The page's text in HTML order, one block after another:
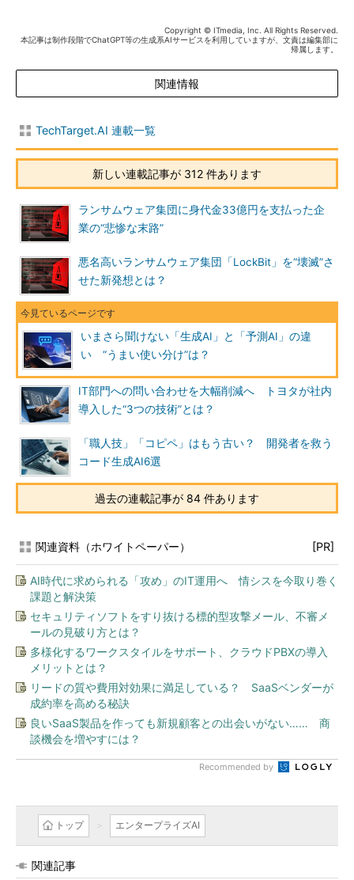
Copyright © ITmedia, Inc. All Rights Reserved.
本記事は制作段階でChatGPT等の生成系AIサービスを利用していますが、文責は編集部に
帰属します。
関連情報
TechTarget.AI 連載一覧
新しい連載記事が 312 件あります
ランサムウェア集団に身代金33億円を支払った企
業の“悲惨な末路”
悪名高いランサムウェア集団「LockBit」を“壊滅”さ
せた新発想とは？
いまさら聞けない「生成AI」と「予測AI」の違
い “うまい使い分け”は？
IT部門への問い合わせを大幅削減へ トヨタが社内
導入した“3つの技術”とは？
「職人技」「コピペ」はもう古い？ 開発者を救う
コード生成AI6選
過去の連載記事が 84 件あります
関連資料（ホワイトペーパー） [PR]
AI時代に求められる「攻め」のIT運用へ 情シスを今取り巻く
課題と解決策
セキュリティソフトをすり抜ける標的型攻撃メール、不審メ
ールの見破り方とは？
多様化するワークスタイルをサポート、クラウドPBXの導入
メリットとは？
リードの質や費用対効果に満足している？ SaaSベンダーが
成約率を高める秘訣
良いSaaS製品を作っても新規顧客との出会いがない…… 商
談機会を増やすには？
Recommended by
トップ エンタープライズAI
関連記事